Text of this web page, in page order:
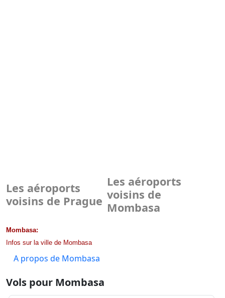
Les aéroports
voisins de Prague
Les aéroports
voisins de
Mombasa
Mombasa:
Infos sur la ville de Mombasa
A propos de Mombasa
Vols pour Mombasa